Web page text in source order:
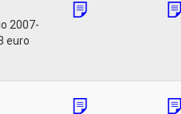
2007-
euro